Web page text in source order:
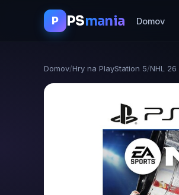
P PSmania Domov
Domov/Hry na PlayStation 5/NHL 26